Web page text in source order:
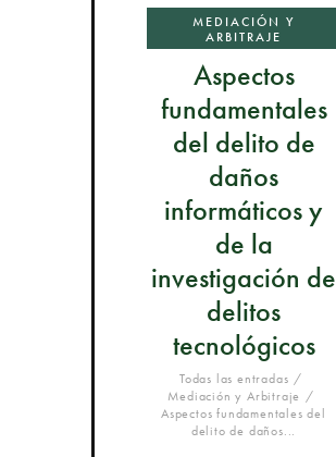
MEDIACIÓN Y
ARBITRAJE
Aspectos
fundamentales
del delito de
daños
informáticos y
de la
investigación de
delitos
tecnológicos
Todas las entradas
Mediación y Arbitraje
Aspectos fundamentales del
delito de daños...